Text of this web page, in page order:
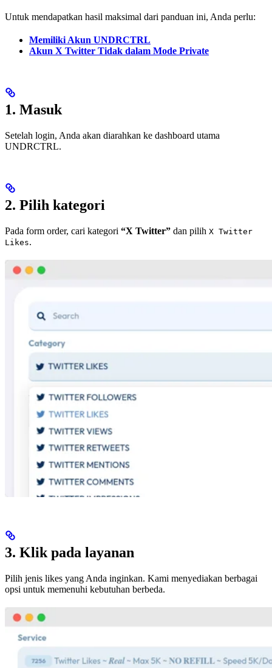
Untuk mendapatkan hasil maksimal dari panduan ini, Anda perlu:
Memiliki Akun UNDRCTRL
Akun X Twitter Tidak dalam Mode Private
1. Masuk
Setelah login, Anda akan diarahkan ke dashboard utama
UNDRCTRL.
2. Pilih kategori
Pada form order, cari kategori “X Twitter” dan pilih X Twitter
Likes.
3. Klik pada layanan
Pilih jenis likes yang Anda inginkan. Kami menyediakan berbagai
opsi untuk memenuhi kebutuhan berbeda.